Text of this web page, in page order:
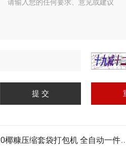
糠压缩套袋打包机 全自动一件操作